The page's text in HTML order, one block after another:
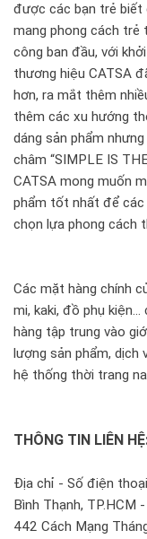
được các bạn trẻ biết
mang phong cách trẻ
công ban đầu, với
thương hiệu CATSA
hơn, ra mắt thêm
thêm các xu hướng
dáng sản phẩm
châm “SIMPLE IS
CATSA mong muốn
phẩm tốt nhất để
chọn lựa phong cách
Các mặt hàng chính
mi, kaki, đồ phụ
hàng tập trung vào
lượng sản phẩm, dịch
hệ thống thời trang
THÔNG TIN LIÊN
Địa chỉ - Số điện
Bình Thạnh, TP.HCM
442 Cách Mạng